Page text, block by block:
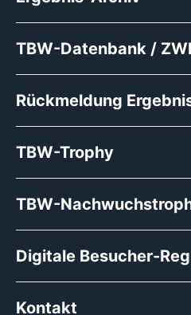
TBW-Datenbank /
Rückmeldung
TBW-Trophy
TBW-
Digitale Besucher-
Kontakt